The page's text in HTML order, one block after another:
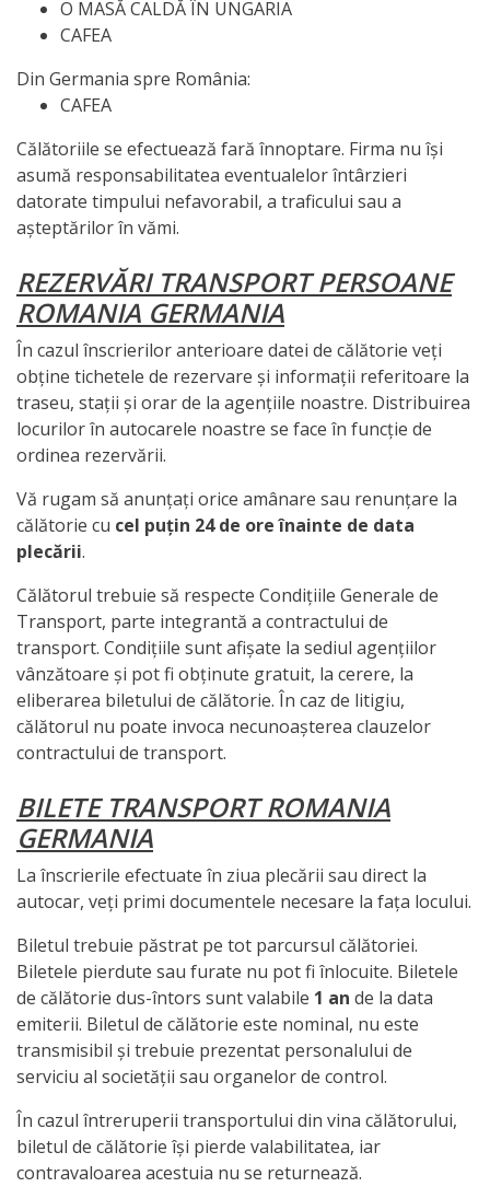
O MASĂ CALDĂ ÎN UNGARIA
CAFEA
Din Germania spre România:
CAFEA
Călătoriile se efectuează fară înnoptare. Firma nu își
asumă responsabilitatea eventualelor întârzieri
datorate timpului nefavorabil, a traficului sau a
așteptărilor în vămi.
REZERVĂRI TRANSPORT PERSOANE
ROMANIA GERMANIA
În cazul înscrierilor anterioare datei de călătorie veți
obține tichetele de rezervare și informații referitoare la
traseu, stații și orar de la agențiile noastre. Distribuirea
locurilor în autocarele noastre se face în funcție de
ordinea rezervării.
Vă rugam să anunțați orice amânare sau renunțare la
călătorie cu cel puțin 24 de ore înainte de data
plecării.
Călătorul trebuie să respecte Condițiile Generale de
Transport, parte integrantă a contractului de
transport. Condițiile sunt afișate la sediul agențiilor
vânzătoare și pot fi obținute gratuit, la cerere, la
eliberarea biletului de călătorie. În caz de litigiu,
călătorul nu poate invoca necunoașterea clauzelor
contractului de transport.
BILETE TRANSPORT ROMANIA
GERMANIA
La înscrierile efectuate în ziua plecării sau direct la
autocar, veți primi documentele necesare la fața locului.
Biletul trebuie păstrat pe tot parcursul călătoriei.
Biletele pierdute sau furate nu pot fi înlocuite. Biletele
de călătorie dus-întors sunt valabile 1 an de la data
emiterii. Biletul de călătorie este nominal, nu este
transmisibil și trebuie prezentat personalului de
serviciu al societății sau organelor de control.
În cazul întreruperii transportului din vina călătorului,
biletul de călătorie își pierde valabilitatea, iar
contravaloarea acestuia nu se returnează.